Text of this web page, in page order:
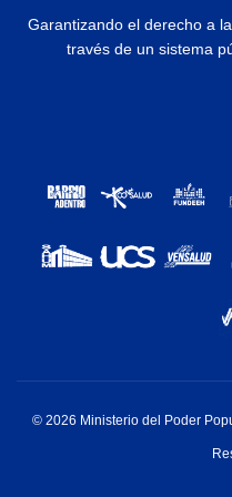
Garantizando el derecho a
través de un sistema
© 2026 Ministerio del Poder